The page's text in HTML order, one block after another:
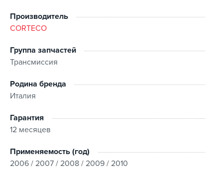
точная совместимость с заявленными моделями
автомобилей;
наличие на складе.
Оформляя заказ в интернет-магазине Kitaec.ua, вы
получаете доступ к обширному каталогу товаров и
и получения заказа.
Если у вас есть сомнения относительно совместимости
Производитель
CORTECO
Группа запчастей
Трансмиссия
Родина бренда
Италия
Гарантия
12 месяцев
Применяемость (год)
2006 / 2007 / 2008 / 2009 / 2010